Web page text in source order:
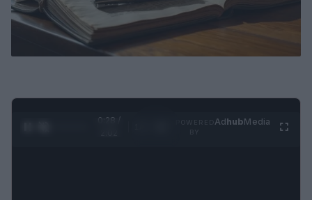
0:29 /
AdhubMedia